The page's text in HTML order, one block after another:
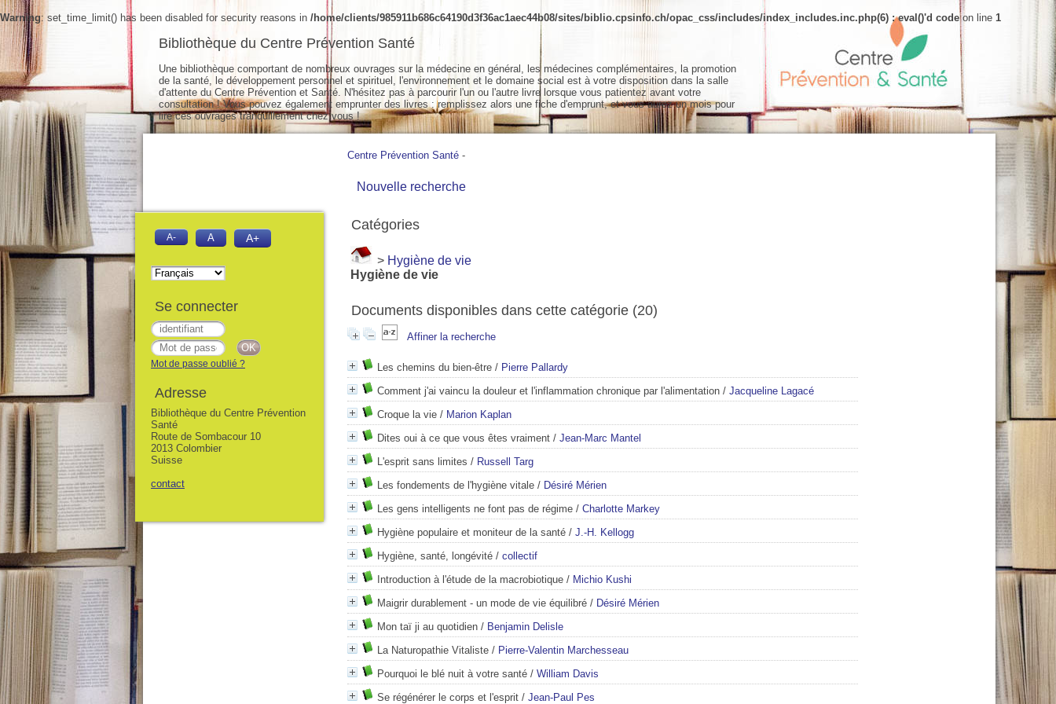
Warning: set_time_limit() has been disabled for security reasons in /home/clients/985911b686c64190d3f36ac1aec44b08/sites/biblio.cpsinfo.ch/opac_css/includes/index_includes.inc.php(6) : eval()'d codeon line 1
Centre Prévention Santé -
Nouvelle recherche
Catégories
> Hygiène de vie
Hygiène de vie
Documents disponibles dans cette catégorie (20)
Affiner la recherche
Les chemins du bien-être / Pierre Pallardy
Comment j'ai vaincu la douleur et l'inflammation chronique par l'alimentation / Jacqueline Lagacé
Croque la vie / Marion Kaplan
Dites oui à ce que vous êtes vraiment / Jean-Marc Mantel
L'esprit sans limites / Russell Targ
Les fondements de l'hygiène vitale / Désiré Mérien
Les gens intelligents ne font pas de régime / Charlotte Markey
Hygiène populaire et moniteur de la santé / J.-H. Kellogg
Hygiène, santé, longévité / collectif
Introduction à l'étude de la macrobiotique / Michio Kushi
Maigrir durablement - un mode de vie équilibré / Désiré Mérien
Mon taï ji au quotidien / Benjamin Delisle
La Naturopathie Vitaliste / Pierre-Valentin Marchesseau
Pourquoi le blé nuit à votre santé / William Davis
Se régénérer le corps et l'esprit / Jean-Paul Pes
Bibliothèque du Centre Prévention Santé
Une bibliothèque comportant de nombreux ouvrages sur la médecine en général, les médecines complémentaires, la promotion
de la santé, le développement personnel et spirituel, l'environnement et le domaine social est à votre disposition dans la salle
d'attente du Centre Prévention et Santé. N'hésitez pas à parcourir l'un ou l'autre livre lorsque vous patientez avant votre
consultation ! Vous pouvez également emprunter des livres : remplissez alors une fiche d'emprunt, et vous aurez un mois pour
lire ces ouvrages tranquillement chez vous !
A- A A+
Se connecter
Mot de passe oublié ?
Adresse
Bibliothèque du Centre Prévention
Santé
Route de Sombacour 10
2013 Colombier
Suisse
contact